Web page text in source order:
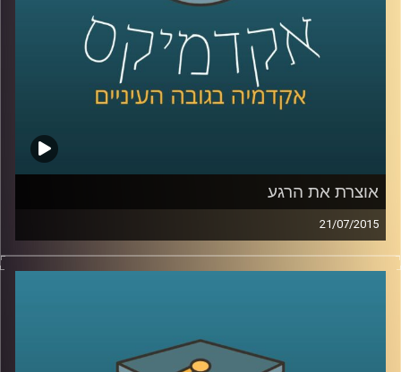
קרדיט תמונות:AudioVersity
אוצרת את הרגע
21/07/2015
איה מירון, אוצרת משנה לאמנות ישראלית
של מוזיאון ישראל שוחחנו על אודות התערוכה